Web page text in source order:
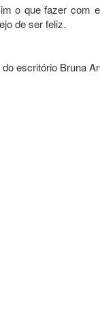
o que fazer com
de ser feliz.
escritório Bruna